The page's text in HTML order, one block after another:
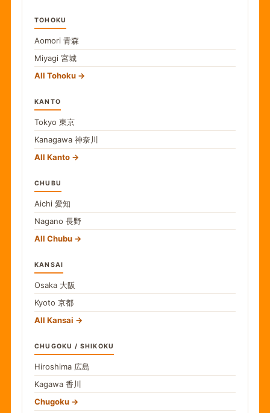
TOHOKU
Aomori 青森
Miyagi 宮城
All Tohoku
KANTO
Tokyo 東京
Kanagawa 神奈川
All Kanto
CHUBU
Aichi 愛知
Nagano 長野
All Chubu
KANSAI
Osaka 大阪
Kyoto 京都
All Kansai
CHUGOKU / SHIKOKU
Hiroshima 広島
Kagawa 香川
Chugoku